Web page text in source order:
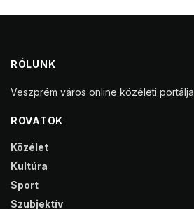
RÓLUNK
Veszprém város online közéleti portálja
ROVATOK
Közélet
Kultúra
Sport
Szubjektív